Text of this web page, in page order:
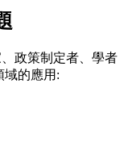
政策制定者、學者
域的應用: